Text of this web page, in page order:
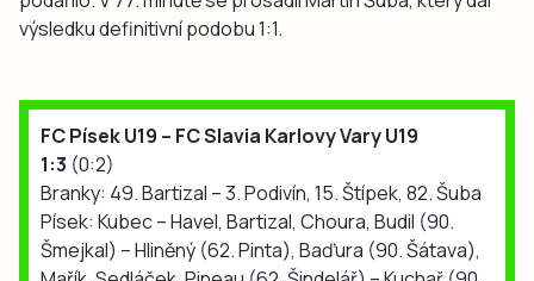
výsledku definitivní podobu 1:1.
FC Písek U19 – FC Slavia Karlovy Vary U19
1:3 (0:2)
Branky: 49. Bartizal – 3. Podivín, 15. Štípek, 82. Šuba
Písek: Kubec – Havel, Bartizal, Choura, Budil (90.
Šmejkal) – Hliněný (62. Pinta), Baďura (90. Šátava),